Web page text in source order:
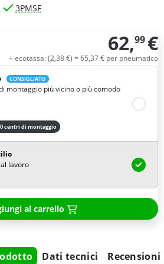
3PMSF
62,99 €
+ ecotassa: (2,38€) = 65,37€ per pneumatico
CONSIGLIATO
montaggio più vicino o più comodo
centri di montaggio
lavoro
al carrello
Dati tecnici Recensioni